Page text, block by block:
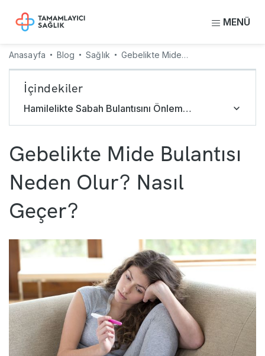
MENÜ
Anasayfa Blog Sağlık Gebelikte Mide Bulantısı Neden Olur? Nasıl Geçer?
İçindekiler
Hamilelikte Sabah Bulantısını Önlemek İçin Tavsiyeler
Gebelikte Mide Bulantısı
Neden Olur? Nasıl
Geçer?